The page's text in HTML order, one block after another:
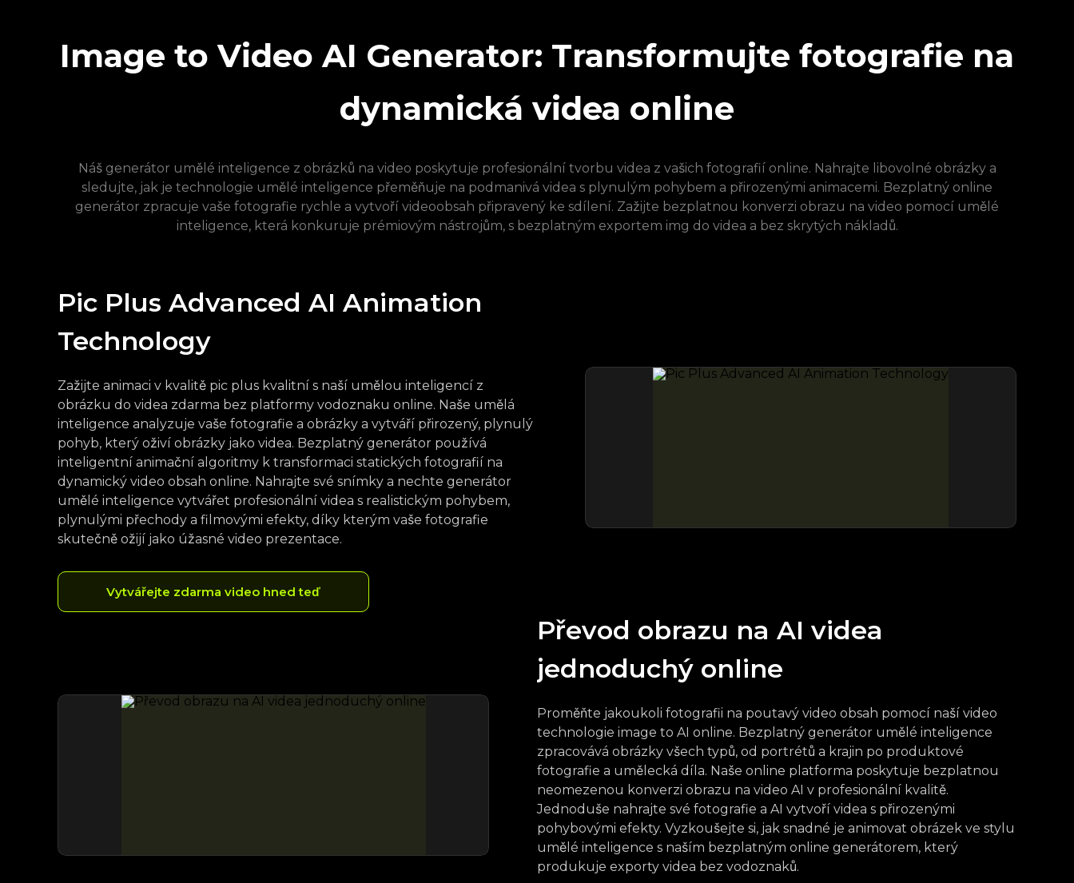
Image to Video AI Generator: Transformujte fotografie na
dynamická videa online
Náš generátor umělé inteligence z obrázků na video poskytuje profesionální tvorbu videa z vašich fotografií online. Nahrajte libovolné obrázky a
sledujte, jak je technologie umělé inteligence přeměňuje na podmanivá videa s plynulým pohybem a přirozenými animacemi. Bezplatný online
generátor zpracuje vaše fotografie rychle a vytvoří videoobsah připravený ke sdílení. Zažijte bezplatnou konverzi obrazu na video pomocí umělé
inteligence, která konkuruje prémiovým nástrojům, s bezplatným exportem img do videa a bez skrytých nákladů.
Pic Plus Advanced AI Animation
Technology
Zažijte animaci v kvalitě pic plus kvalitní s naší umělou inteligencí z
obrázku do videa zdarma bez platformy vodoznaku online. Naše umělá
inteligence analyzuje vaše fotografie a obrázky a vytváří přirozený, plynulý
pohyb, který oživí obrázky jako videa. Bezplatný generátor používá
inteligentní animační algoritmy k transformaci statických fotografií na
dynamický video obsah online. Nahrajte své snímky a nechte generátor
umělé inteligence vytvářet profesionální videa s realistickým pohybem,
plynulými přechody a filmovými efekty, díky kterým vaše fotografie
skutečně ožijí jako úžasné video prezentace.
Vytvářejte zdarma video hned teď
Převod obrazu na AI videa
jednoduchý online
Proměňte jakoukoli fotografii na poutavý video obsah pomocí naší video
technologie image to AI online. Bezplatný generátor umělé inteligence
zpracovává obrázky všech typů, od portrétů a krajin po produktové
fotografie a umělecká díla. Naše online platforma poskytuje bezplatnou
neomezenou konverzi obrazu na video AI v profesionální kvalitě.
Jednoduše nahrajte své fotografie a AI vytvoří videa s přirozenými
pohybovými efekty. Vyzkoušejte si, jak snadné je animovat obrázek ve stylu
umělé inteligence s naším bezplatným online generátorem, který
produkuje exporty videa bez vodoznaků.